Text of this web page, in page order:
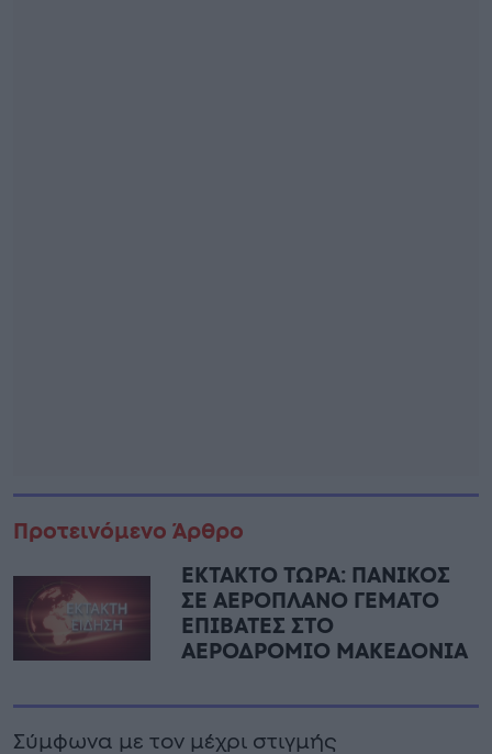
Προτεινόμενο Άρθρο
ΕΚΤΑΚΤΟ ΤΩΡΑ: ΠΑΝΙΚΟΣ
ΣΕ ΑΕΡΟΠΛΑΝΟ ΓΕΜΑΤΟ
ΕΠΙΒΑΤΕΣ ΣΤΟ
ΑΕΡΟΔΡΟΜΙΟ ΜΑΚΕΔΟΝΙΑ
Σύμφωνα με τον μέχρι στιγμής